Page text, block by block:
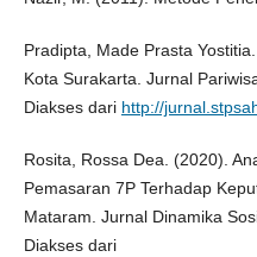
Pradipta, Made Prasta
Kota Surakarta. Jurnal
Diakses dari http://
Rosita, Rossa Dea. (2020).
Pemasaran 7P Terhadap
Mataram. Jurnal Dinamika
Diakses dari